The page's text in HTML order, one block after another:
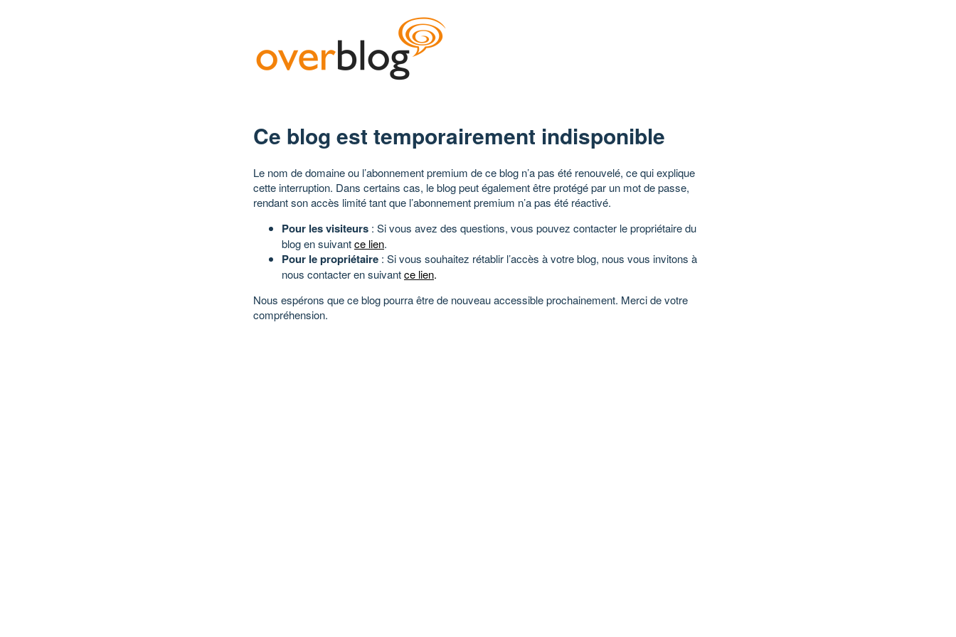
Ce blog est temporairement indisponible
Le nom de domaine ou l’abonnement premium de ce blog n’a pas été renouvelé, ce qui explique
cette interruption. Dans certains cas, le blog peut également être protégé par un mot de passe,
rendant son accès limité tant que l’abonnement premium n’a pas été réactivé.
Pour les visiteurs : Si vous avez des questions, vous pouvez contacter le propriétaire du
blog en suivantce lien.
Pour le propriétaire : Si vous souhaitez rétablir l’accès à votre blog, nous vous invitons à
nous contacter en suivantce lien.
Nous espérons que ce blog pourra être de nouveau accessible prochainement. Merci de votre
compréhension.